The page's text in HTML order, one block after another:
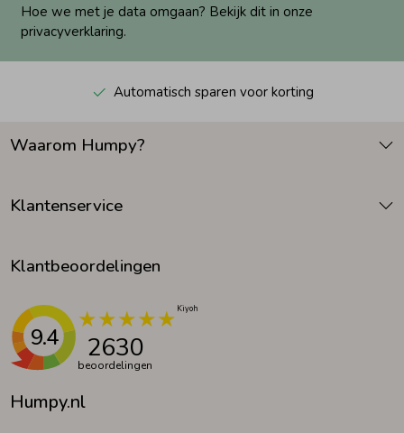
Hoe we met je data omgaan? Bekijk dit in onze
privacyverklaring.
Automatisch sparen voor korting
Humpy.nl
Waarom Humpy?
Klantenservice
Klantbeoordelingen
9.4 2630
beoordelingen